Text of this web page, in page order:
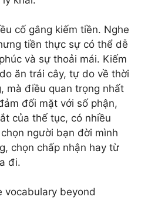
cố gắng kiếm tiền. Nghe
tiền thực sự có thể dễ
và sự thoải mái. Kiếm
ăn trái cây, tự do về thời
mà điều quan trọng nhất
đối mặt với số phận,
của thế tục, có nhiều
người bạn đời mình
chọn chấp nhận hay từ
đi.
vocabulary beyond